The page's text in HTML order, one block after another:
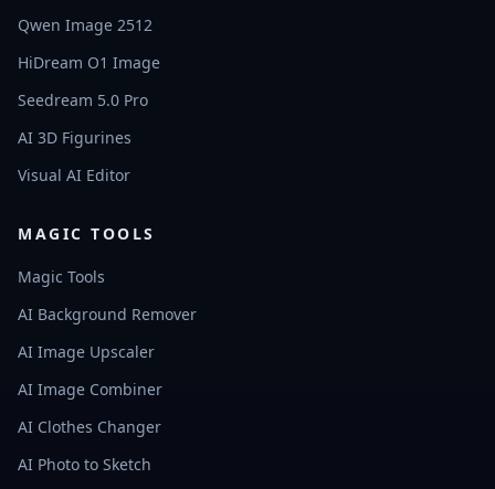
Qwen Image 2512
HiDream O1 Image
Seedream 5.0 Pro
AI 3D Figurines
Visual AI Editor
MAGIC TOOLS
Magic Tools
AI Background Remover
AI Image Upscaler
AI Image Combiner
AI Clothes Changer
AI Photo to Sketch